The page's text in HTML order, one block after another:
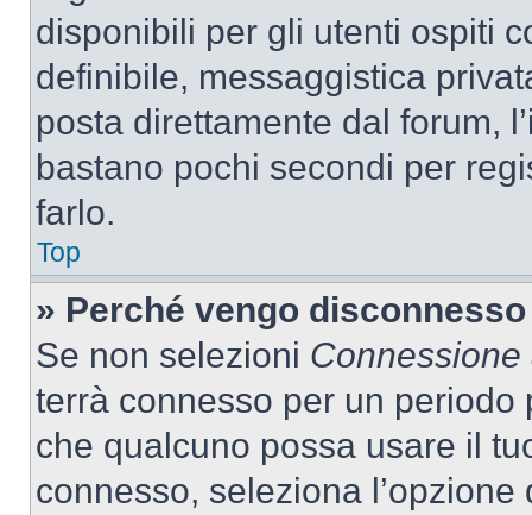
disponibili per gli utenti ospiti
definibile, messaggistica
posta direttamente dal forum,
bastano pochi secondi per
farlo.
Top
» Perché vengo
Se non selezioni
terrà connesso per un
che qualcuno possa usare il
connesso, seleziona